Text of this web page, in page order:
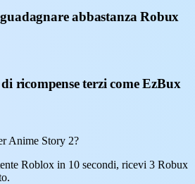
abbastanza Robux
ricompense terzi come EzBux
Anime Story 2?
Roblox in 10 secondi, ricevi 3 Robux